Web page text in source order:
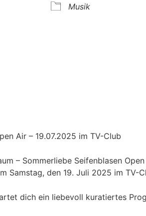
Musik
Air – 19.07.2025 im TV-Club
– Sommerliebe Seifenblasen
Samstag, den 19. Juli 2025 im TV-
dich ein liebevoll kuratiertes